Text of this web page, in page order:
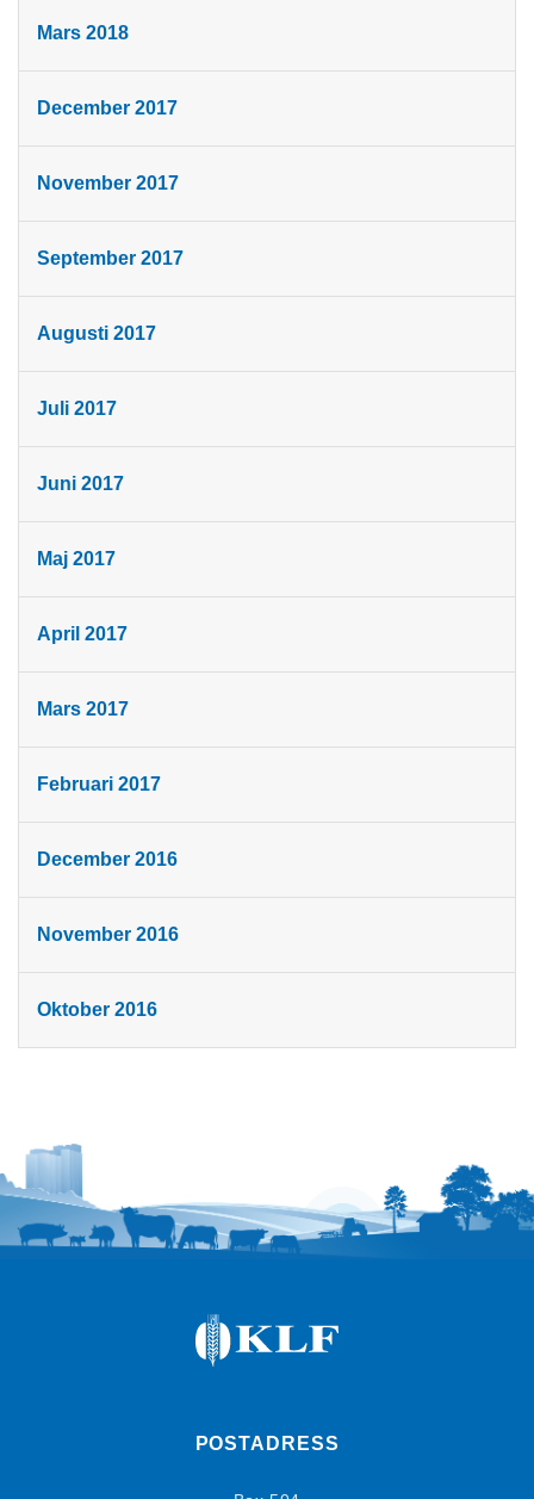
Mars 2018
December 2017
November 2017
September 2017
Augusti 2017
Juli 2017
Juni 2017
Maj 2017
April 2017
Mars 2017
Februari 2017
December 2016
November 2016
Oktober 2016
POSTADRESS